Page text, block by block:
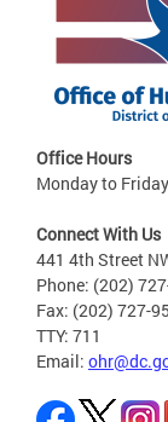
Office Hours
Monday to
Connect With Us
441 4th Street
Phone: (202)
Fax: (202) 727-
TTY: 711
Email: